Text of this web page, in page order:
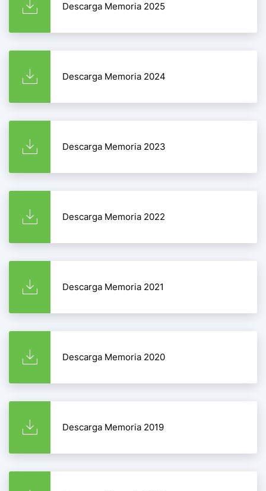
Descarga Memoria 2025
Descarga Memoria 2024
Descarga Memoria 2023
Descarga Memoria 2022
Descarga Memoria 2021
Descarga Memoria 2020
Descarga Memoria 2019